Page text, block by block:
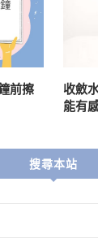
前擦
收斂
能有
搜尋本站